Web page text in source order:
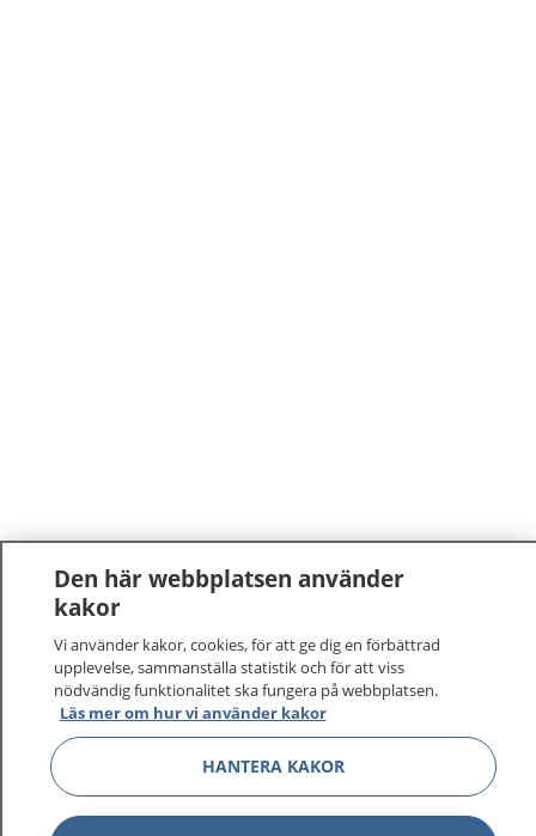
1177 –tryggt om din hälsa och vård
På 1177.se får du råd om hälsa och information om
sjukdomar och vilka mottagningar du kan kontakta.
Logga in för att läsa din journal och göra dina
vårdärenden. Ring telefonnummer 1177 för
sjukvårdsrådgivning dygnet runt.
1177 ger dig råd när du vill må bättre.
Den här webbplatsen använder
kakor
Vi använder kakor, cookies, för att ge dig en förbättrad
upplevelse, sammanställa statistik och för att viss
nödvändig funktionalitet ska fungera på webbplatsen.
Läs mer om hur vi använder kakor
HANTERA KAKOR